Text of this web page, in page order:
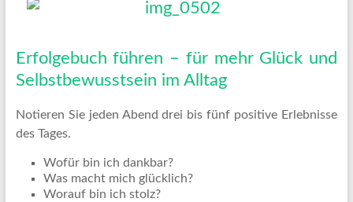
Erfolgebuch führen – für mehr Glück und
Selbstbewusstsein im Alltag
Notieren Sie jeden Abend drei bis fünf positive Erlebnisse
des Tages.
Wofür bin ich dankbar?
Was macht mich glücklich?
Worauf bin ich stolz?